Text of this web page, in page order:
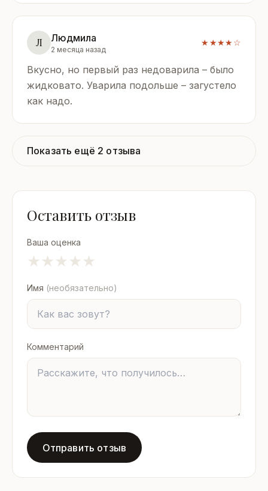
Л Людмила
2 месяца назад
★★★★☆
Вкусно, но первый раз недоварила – было
жидковато. Уварила подольше – загустело
как надо.
Показать ещё 2 отзыва
Оставить отзыв
Ваша оценка
★
★
★
★
★
Имя (необязательно)
Комментарий
Отправить отзыв